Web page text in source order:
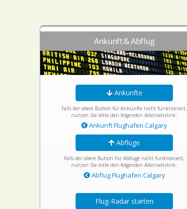
Ankunft & Abflug
Ankünfte
Falls der obere Button für Ankünfte nicht funktioniert,
nutzen Sie bitte den folgenden Alternativlink:
Ankunft Flughafen Calgary
Abflüge
Falls der obere Button für Abflüge nicht funktioniert,
nutzen Sie bitte den folgenden Alternativlink:
Abflug Flughafen Calgary
Flug-Radar starten